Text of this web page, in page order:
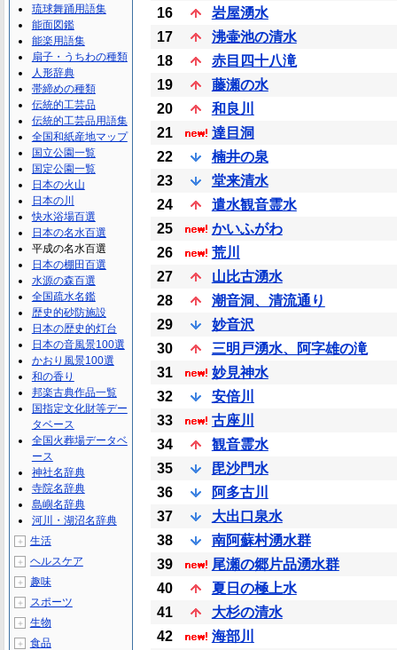
16
岩屋湧水
17
沸壷池の清水
18
赤目四十八滝
19
藤瀬の水
20
和良川
21
達目洞
22
楠井の泉
23
堂来清水
24
遣水観音霊水
25
かいふがわ
26
荒川
27
山比古湧水
28
潮音洞、清流通り
29
妙音沢
30
三明戸湧水、阿字雄の滝
31
妙見神水
32
安倍川
33
古座川
34
観音霊水
35
毘沙門水
36
阿多古川
37
大出口泉水
38
南阿蘇村湧水群
39
尾瀬の郷片品湧水群
40
夏日の極上水
41
大杉の清水
42
海部川
琉球舞踊用語集
能面図鑑
能楽用語集
扇子・うちわの種類
人形辞典
帯締めの種類
伝統的工芸品
伝統的工芸品用語集
全国和紙産地マップ
国立公園一覧
国定公園一覧
日本の火山
日本の川
快水浴場百選
日本の名水百選
平成の名水百選
日本の棚田百選
水源の森百選
全国疏水名鑑
歴史的砂防施設
日本の歴史的灯台
日本の音風景100選
かおり風景100選
和の香り
邦楽古典作品一覧
国指定文化財等デー
タベース
全国火葬場データベ
ース
神社名辞典
寺院名辞典
島嶼名辞典
河川・湖沼名辞典
＋ 生活
＋ ヘルスケア
＋ 趣味
＋ スポーツ
＋ 生物
＋ 食品